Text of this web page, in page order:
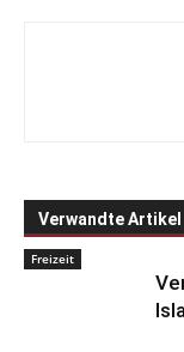
Verwandte Artikel
Freizeit